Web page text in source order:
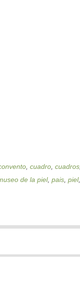
cuadro cuadros
de la piel, pais piel,